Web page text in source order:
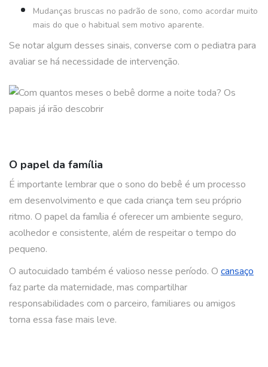
Mudanças bruscas no padrão de sono, como acordar muito
mais do que o habitual sem motivo aparente.
Se notar algum desses sinais, converse com o pediatra para
avaliar se há necessidade de intervenção.
O papel da família
É importante lembrar que o sono do bebê é um processo
em desenvolvimento e que cada criança tem seu próprio
ritmo. O papel da família é oferecer um ambiente seguro,
acolhedor e consistente, além de respeitar o tempo do
pequeno.
O autocuidado também é valioso nesse período. O cansaço
faz parte da maternidade, mas compartilhar
responsabilidades com o parceiro, familiares ou amigos
torna essa fase mais leve.